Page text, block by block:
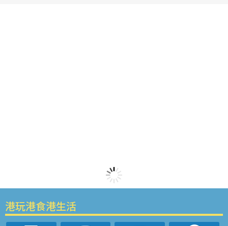
港玩港食港生活